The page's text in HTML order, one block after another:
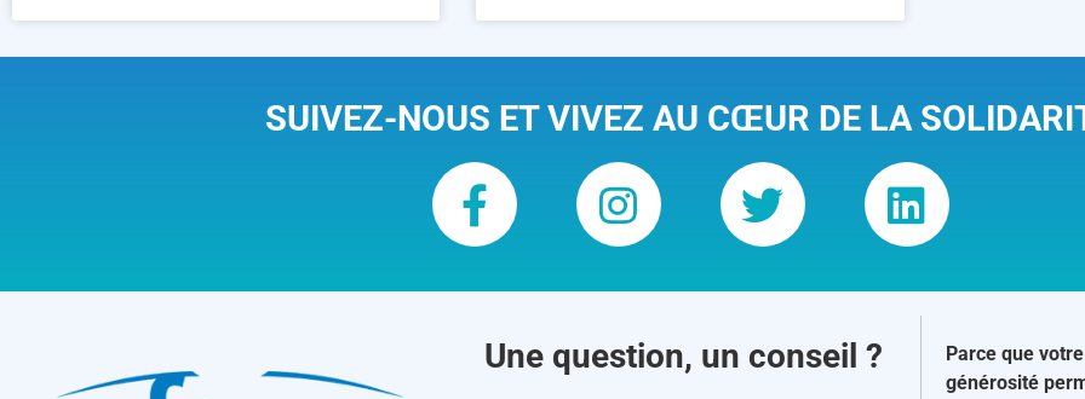
SUIVEZ-NOUS ET VIVEZ AU CŒUR DE LA
Une question, un conseil ?
Parce que
générosité